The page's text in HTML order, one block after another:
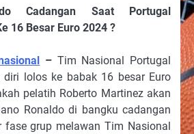
Cadangan Saat Portugal
16 Besar Euro 2024 ?
– Tim Nasional Portugal
lolos ke babak 16 besar Euro
pelatih Roberto Martinez akan
Ronaldo di bangku cadangan
fase grup melawan Tim Nasional